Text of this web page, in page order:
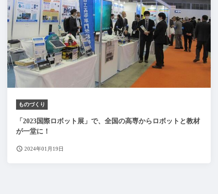
ものづくり
「2023国際ロボット展」で、全国の高専からロボットと教材
が一堂に！
2024年01月19日